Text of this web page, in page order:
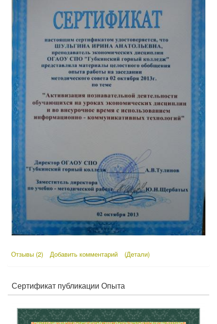
Отзывы (2) Добавить комментарий (Детали)
Сертификат публикации Опыта